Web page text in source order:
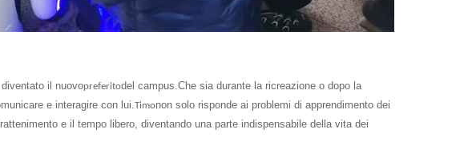
il nuovopreferitodel campus.Che sia durante la ricreazione o dopo la
e interagire con lui.Timonon solo risponde ai problemi di apprendimento dei
e il tempo libero, diventando una parte indispensabile della vita dei